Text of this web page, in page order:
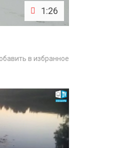
1:26
в избранное